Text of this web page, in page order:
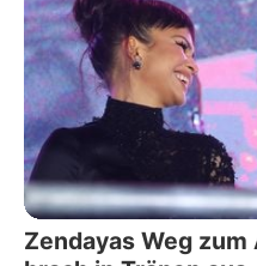
Zendayas Weg